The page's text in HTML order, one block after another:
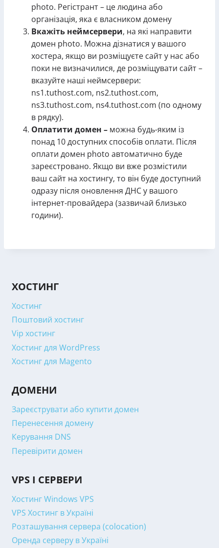
photo. Регістрант – це людина або
організація, яка є власником домену
Вкажіть неймсервери, на які направити
домен photo. Можна дізнатися у вашого
хостера, якщо ви розміщуєте сайт у нас або
поки не визначилися, де розміщувати сайт –
вказуйте наші неймсервери:
ns1.tuthost.com, ns2.tuthost.com,
ns3.tuthost.com, ns4.tuthost.com (по одному
в рядку).
Оплатити домен – можна будь-яким із
понад 10 доступних способів оплати. Після
оплати домен photo автоматично буде
зареєстровано. Якщо ви вже розмістили
ваш сайт на хостингу, то він буде доступний
одразу після оновлення ДНС у вашого
інтернет-провайдера (зазвичай близько
години).
ХОСТИНГ
Хостинг
Поштовий хостинг
Vip хостинг
Хостинг для WordPress
Хостинг для Magento
ДОМЕНИ
Зареєструвати або купити домен
Перенесення домену
Керування DNS
Перевірити домен
VPS І СЕРВЕРИ
Хостинг Windows VPS
VPS Хостинг в Україні
Розташування сервера (colocation)
Оренда серверу в Україні